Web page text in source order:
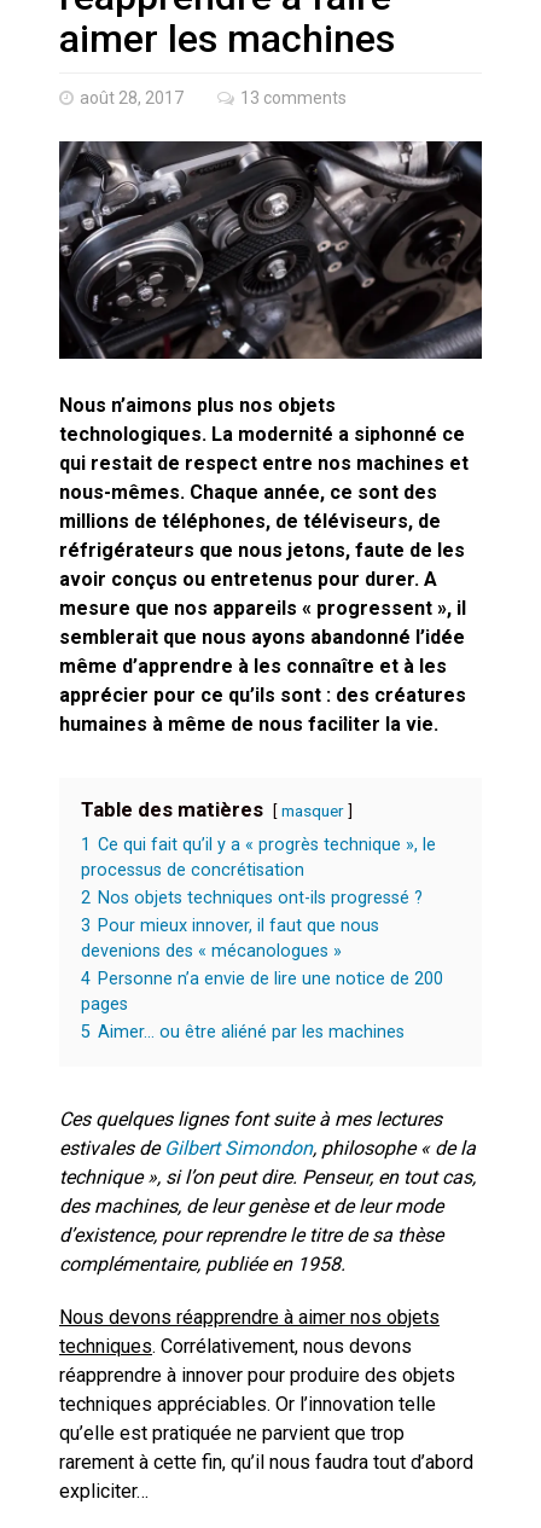
Quand Mistral veut moraliser le
pillage
Commentaire sur la polémique
Les syndicats, (tout) contre l’IA
En Seine-et-Marne, le projet de
Campus IA doit sortir des
champs : « On impose et copie
le gigantisme états-unien »
Addendum sur les machines à
laver, et l’intelligence artificielle
La vaste blague du macronisme
crypto-spatial
Technostress et IA générative :
le remplacement n’est pas le
cœur du problème
aimer les machines
août 28, 2017 13 comments
Nous n’aimons plus nos objets
technologiques. La modernité a siphonné ce
qui restait de respect entre nos machines et
nous-mêmes. Chaque année, ce sont des
millions de téléphones, de téléviseurs, de
réfrigérateurs que nous jetons, faute de les
avoir conçus ou entretenus pour durer. A
mesure que nos appareils « progressent », il
semblerait que nous ayons abandonné l’idée
même d’apprendre à les connaître et à les
apprécier pour ce qu’ils sont : des créatures
humaines à même de nous faciliter la vie.
Table des matières masquer
1 Ce qui fait qu’il y a « progrès technique », le
processus de concrétisation
2 Nos objets techniques ont-ils progressé ?
3 Pour mieux innover, il faut que nous
devenions des « mécanologues »
4 Personne n’a envie de lire une notice de 200
pages
5 Aimer… ou être aliéné par les machines
Ces quelques lignes font suite à mes lectures
estivales de Gilbert Simondon, philosophe « de la
technique », si l’on peut dire. Penseur, en tout cas,
des machines, de leur genèse et de leur mode
d’existence, pour reprendre le titre de sa thèse
complémentaire, publiée en 1958.
Nous devons réapprendre à aimer nos objets
techniques. Corrélativement, nous devons
réapprendre à innover pour produire des objets
techniques appréciables. Or l’innovation telle
qu’elle est pratiquée ne parvient que trop
rarement à cette fin, qu’il nous faudra tout d’abord
expliciter…